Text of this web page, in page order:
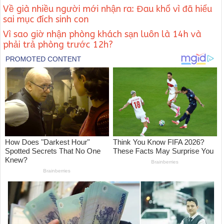
Về già nhiều người mới nhận ra: Đau khổ vì đã hiểu
sai mục đích sinh con
Vì sao giờ nhận phòng khách sạn luôn là 14h và
phải trả phòng trước 12h?